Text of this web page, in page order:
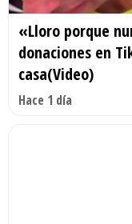
«Lloro porque
donaciones en
casa(Video)
Hace 1 día